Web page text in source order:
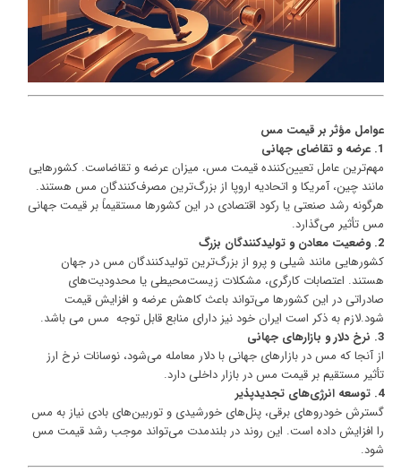
عوامل مؤثر بر قیمت مس
1. عرضه و تقاضای جهانی
مهم‌ترین عامل تعیین‌کننده قیمت مس، میزان عرضه و تقاضاست. کشورهایی
مانند چین، آمریکا و اتحادیه اروپا از بزرگ‌ترین مصرف‌کنندگان مس هستند.
هرگونه رشد صنعتی یا رکود اقتصادی در این کشورها مستقیماً بر قیمت جهانی
مس تأثیر می‌گذارد.
2. وضعیت معادن و تولیدکنندگان بزرگ
کشورهایی مانند شیلی و پرو از بزرگ‌ترین تولیدکنندگان مس در جهان
هستند. اعتصابات کارگری، مشکلات زیست‌محیطی یا محدودیت‌های
صادراتی در این کشورها می‌تواند باعث کاهش عرضه و افزایش قیمت
شود.لازم به ذکر است ایران خود نیز دارای منابع قابل توجه مس می باشد.
3. نرخ دلار و بازارهای جهانی
از آنجا که مس در بازارهای جهانی با دلار معامله می‌شود، نوسانات نرخ ارز
تأثیر مستقیم بر قیمت مس در بازار داخلی دارد.
4. توسعه انرژی‌های تجدیدپذیر
گسترش خودروهای برقی، پنل‌های خورشیدی و توربین‌های بادی نیاز به مس
را افزایش داده است. این روند در بلندمدت می‌تواند موجب رشد قیمت مس
شود.